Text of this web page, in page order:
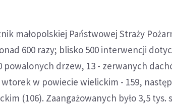
małopolskiej Państwowej Straży
600 razy; blisko 500 interwencji
drzew, 13 - zerwanych
w powiecie wielickim - 159,
(106). Zaangażowanych było 3,5 tys.